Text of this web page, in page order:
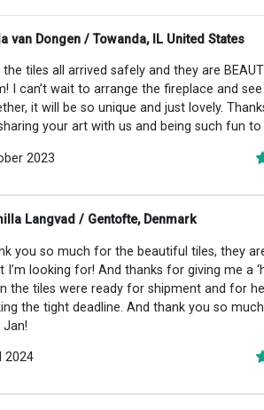
van Dongen / Towanda, IL United States
the tiles all arrived safely and they are
I can’t wait to arrange the fireplace and
it will be so unique and just lovely.
your art with us and being such fun
2023
Langvad / Gentofte, Denmark
you so much for the beautiful tiles, they
I’m looking for! And thanks for giving me a
the tiles were ready for shipment and for
the tight deadline. And thank you so
Jan!
2024